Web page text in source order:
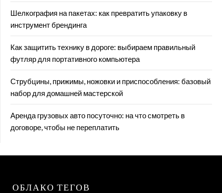
Шелкография на пакетах: как превратить упаковку в
инструмент брендинга
Как защитить технику в дороге: выбираем правильный
футляр для портативного компьютера
Струбцины, прижимы, ножовки и приспособления: базовый
набор для домашней мастерской
Аренда грузовых авто посуточно: на что смотреть в
договоре, чтобы не переплатить
ОБЛАКО ТЕГОВ